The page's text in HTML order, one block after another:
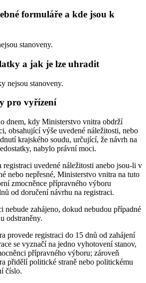
formuláře a kde jsou k
stanoveny.
a jak je lze uhradit
nejsou stanoveny.
pro vyřízení
dnem, kdy Ministerstvo vnitra obdrží
obsahující výše uvedené náležitosti, nebo
krajského soudu, určující, že návrh na
nabylo právní moci.
registraci uvedené náležitosti anebo jsou-li v
nebo nepřesné, Ministerstvo vnitra na tuto
zmocněnce přípravného výboru
od doručení návrhu na registraci.
nebude zahájeno, dokud nebudou případné
odstraněny.
provede registraci do 15 dnů od zahájení
se vyznačí na jedno vyhotovení stanov,
přípravného výboru; zároveň
přidělí politické straně nebo politickému
číslo.